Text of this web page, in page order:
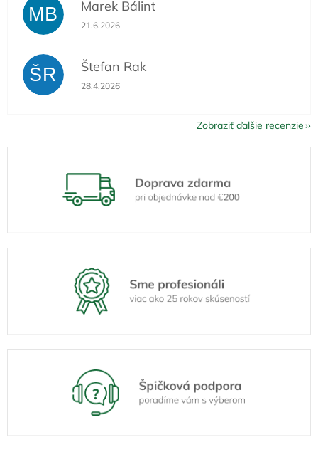
MB Marek Bálint
Hodnotenie obchodu je 5 z 5 hviezdičiek.
21.6.2026
ŠR Štefan Rak
Hodnotenie obchodu je 5 z 5 hviezdičiek.
28.4.2026
Zobraziť ďalšie recenzie